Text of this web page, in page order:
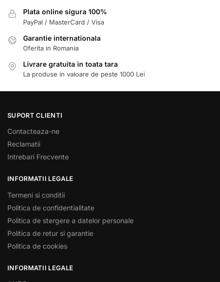
Plata online sigura 100%
PayPal / MasterCard / Visa
Garantie internationala
Oferita in Romania
Livrare gratuita in toata tara
La produse in valoare de peste 1000 Lei
SUPORT CLIENTI
Contacteaza-ne
Reclamatii
Intrebari Frecvente
INFORMATII LEGALE
Termeni si conditii
Politica de confidentialitate
Politica de stergere a datelor personale
Politica de retur si garantie
Politica de cookies
INFORMATII LEGALE